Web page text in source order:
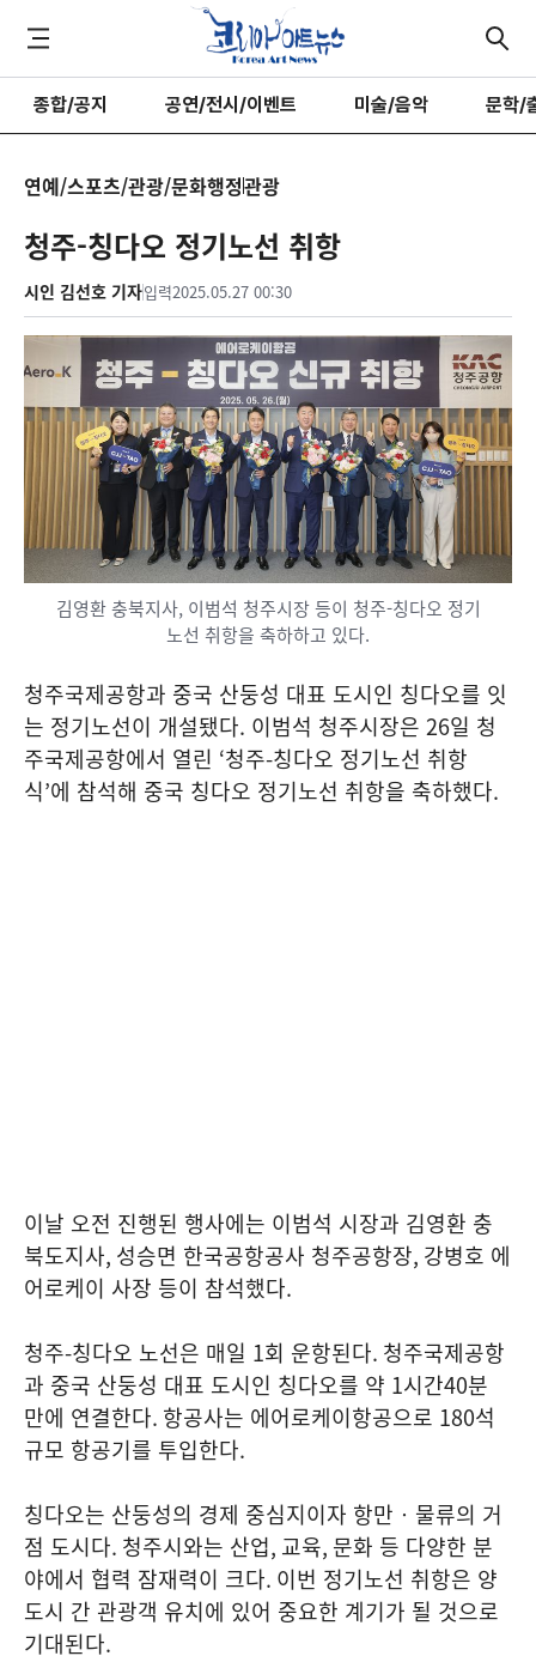
종합/공지 공연/전시/이벤트 미술/음악 문학/
연예/스포츠/관광/문화행정관광
청주-칭다오 정기노선 취항
시인 김선호 기자입력2025.05.27 00:30
김영환 충북지사, 이범석 청주시장 등이 청주-칭다오 정기
노선 취항을 축하하고 있다.
청주국제공항과 중국 산둥성 대표 도시인 칭다오를 잇
는 정기노선이 개설됐다. 이범석 청주시장은 26일 청
주국제공항에서 열린 ‘청주-칭다오 정기노선 취항
식’에 참석해 중국 칭다오 정기노선 취항을 축하했다.
이날 오전 진행된 행사에는 이범석 시장과 김영환 충
북도지사, 성승면 한국공항공사 청주공항장, 강병호 에
어로케이 사장 등이 참석했다.
청주-칭다오 노선은 매일 1회 운항된다. 청주국제공항
과 중국 산둥성 대표 도시인 칭다오를 약 1시간40분
만에 연결한다. 항공사는 에어로케이항공으로 180석
규모 항공기를 투입한다.
칭다오는 산둥성의 경제 중심지이자 항만‧물류의 거
점 도시다. 청주시와는 산업, 교육, 문화 등 다양한 분
야에서 협력 잠재력이 크다. 이번 정기노선 취항은 양
도시 간 관광객 유치에 있어 중요한 계기가 될 것으로
기대된다.